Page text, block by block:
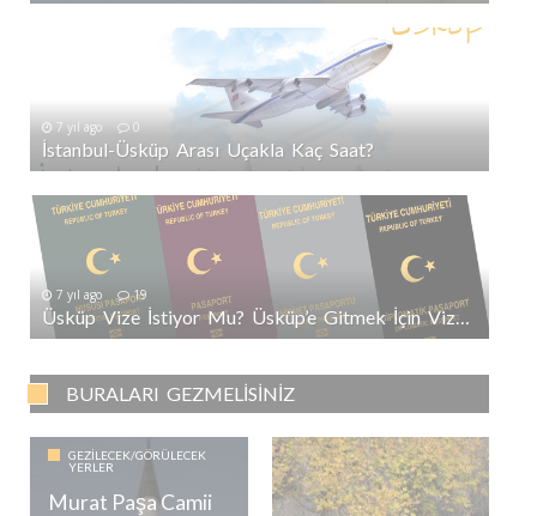
7 yıl ago 0
İstanbul-Üsküp Arası Uçakla Kaç Saat?
7 yıl ago 19
Üsküp Vize İstiyor Mu? Üsküp’e Gitmek İçin Vize Gerekli Mi?
BURALARI GEZMELISINIZ
GEZILECEK/GÖRÜLECEK
YERLER
Murat Paşa Camii